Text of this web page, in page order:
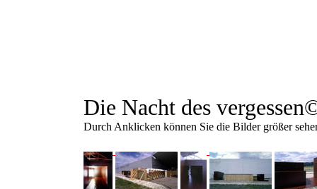
Die Nacht des
Durch Anklicken können Sie die Bilder größer